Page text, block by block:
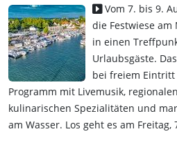
Vom 7. bis 9.
die Festwiese
in einen
Urlaubsgäste.
bei freiem Eintritt
Programm mit Livemusik,
kulinarischen Spezialitäten und
am Wasser. Los geht es am Freitag,